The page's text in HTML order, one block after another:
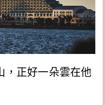
，正好一朵雲在他